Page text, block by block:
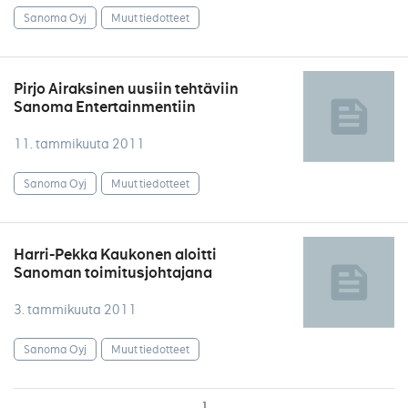
Sanoma Oyj Muut tiedotteet
Pirjo Airaksinen uusiin tehtäviin
Sanoma Entertainmentiin
11. tammikuuta 2011
Sanoma Oyj Muut tiedotteet
Harri-Pekka Kaukonen aloitti
Sanoman toimitusjohtajana
3. tammikuuta 2011
Sanoma Oyj Muut tiedotteet